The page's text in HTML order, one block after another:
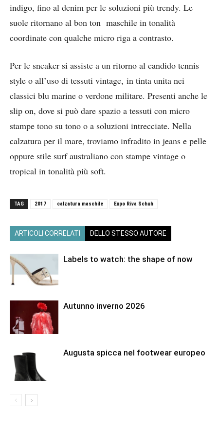
indigo, fino al denim per le soluzioni più trendy. Le
suole ritornano al bon ton maschile in tonalità
coordinate con qualche micro riga a contrasto.
Per le sneaker si assiste a un ritorno al candido tennis
style o all’uso di tessuti vintage, in tinta unita nei
classici blu marine o verdone militare. Presenti anche le
slip on, dove si può dare spazio a tessuti con micro
stampe tono su tono o a soluzioni intrecciate. Nella
calzatura per il mare, troviamo infradito in jeans e pelle
oppure stile surf australiano con stampe vintage o
tropical in tonalità più soft.
TAG 2017 calzatura maschile Expo Riva Schuh
ARTICOLI CORRELATI DELLO STESSO AUTORE
Labels to watch: the shape of now
Autunno inverno 2026
Augusta spicca nel footwear europeo